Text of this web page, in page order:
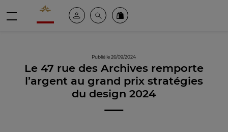
Valrhona - Imaginons le meilleur du chocolat
Espace clientRechercheCommandez en ligne
Publié le 26/09/2024
Le 47 rue des Archives remporte
l’argent au grand prix stratégies
du design 2024